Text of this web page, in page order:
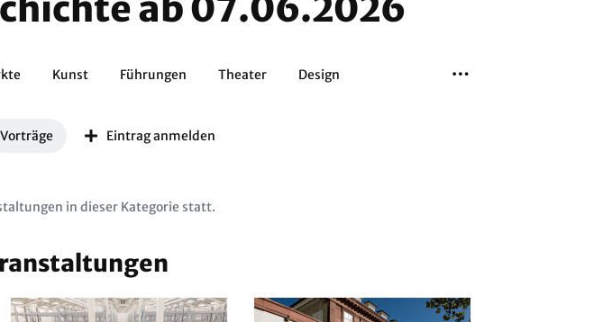
ab 07.06.2026
Kunst Führungen Theater Design
Vorträge Eintrag anmelden
in dieser Kategorie statt.